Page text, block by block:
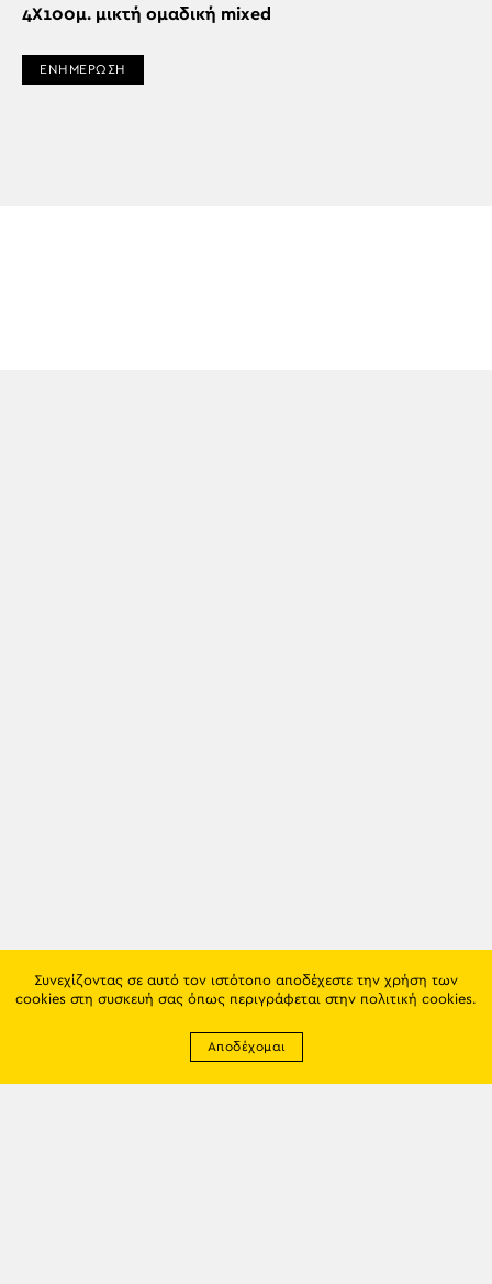
4Χ100μ. μικτή ομαδική mixed
ΕΝΗΜΕΡΩΣΗ
Συνεχίζοντας σε αυτό τον ιστότοπο αποδέχεστε την χρήση των
cookies στη συσκευή σας όπως περιγράφεται στην πολιτική cookies.
Αποδέχομαι